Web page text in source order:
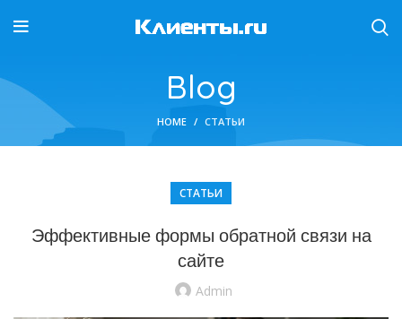
Blog
HOME СТАТЬИ
СТАТЬИ
Эффективные формы обратной связи на
сайте
Admin